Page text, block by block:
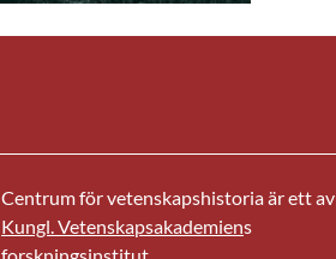
Centrum för vetenskapshistoria är ett av
Kungl. Vetenskapsakademiens